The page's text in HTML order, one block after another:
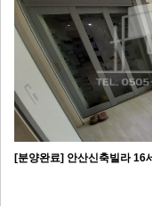
[분양완료] 안산신축빌라 16